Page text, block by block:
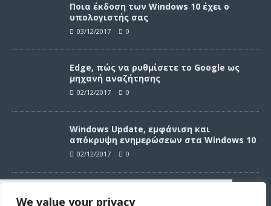
We value your privacy
Ποια έκδοση των Windows 10 έχει ο
υπολογιστής σας
03/12/2017 0
Edge, πώς να ρυθμίσετε το Google ως
μηχανή αναζήτησης
02/12/2017 0
Windows Update, εμφάνιση και
απόκρυψη ενημερώσεων στα Windows 10
02/12/2017 0
ενημερώσεων στα Windows 10